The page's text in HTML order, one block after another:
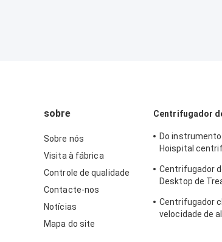
sobre
Sobre nós
Visita à fábrica
Controle de qualidade
Contacte-nos
Notícias
Mapa do site
Centrifugador
Do
Hoispital
constante
Centrifugador
Desktop de
Centrifugador
velocidade de